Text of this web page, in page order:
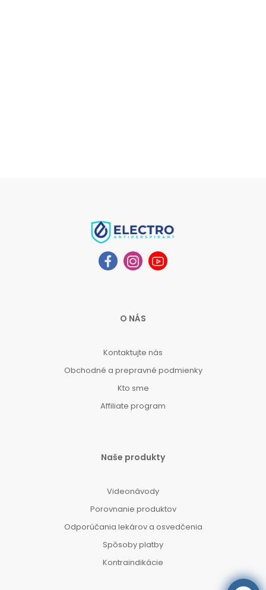
O NÁS
Kontaktujte nás
Obchodné a prepravné podmienky
Kto sme
Affiliate program
Naše produkty
Videonávody
Porovnanie produktov
Odporúčania lekárov a osvedčenia
Spôsoby platby
Kontraindikácie